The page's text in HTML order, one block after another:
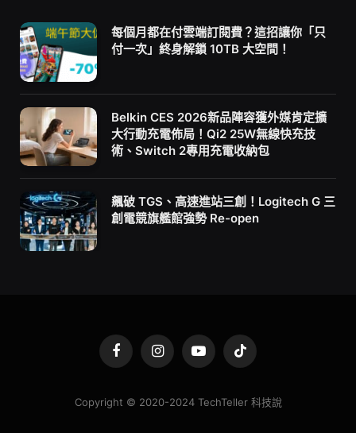
每個月都在付雲端訂閱費？這招讓你「只
付一次」終身解鎖 10TB 大空間！
Belkin CES 2026新品陣容獲外媒肯定擴
大行動充電佈局！Qi2 25W無線快充技
術、Switch 2專用充電收納包
飆破 TGS、高速進站三創！Logitech G 三
創電競旗艦館強勢 Re-open
FacebookInstagramYouTubeTikTok
Copyright © 2020-2024 TechTeller 科技說